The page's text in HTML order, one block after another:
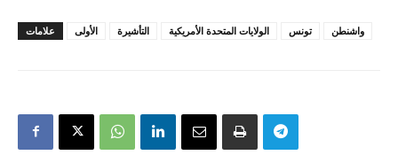
علامات الأولى التأشيرة الولايات المتحدة الأمريكية تونس واشنطن